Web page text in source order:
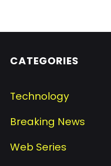
CATEGORIES
Technology
Breaking News
Web Series